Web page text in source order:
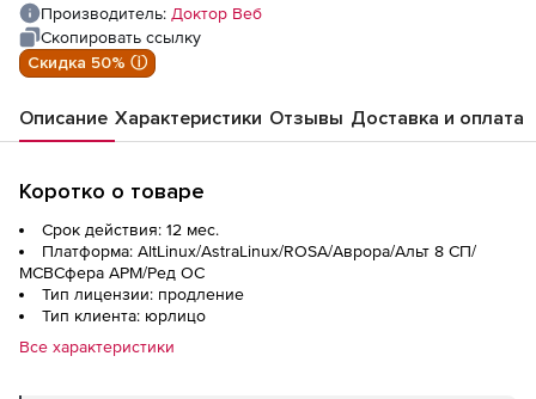
Производитель: Доктор Веб
Скопировать ссылку
Скидка 50% ⓘ
Описание Характеристики Отзывы Доставка и оплата
Коротко о товаре
Срок действия: 12 мес.
Платформа: AltLinux/AstraLinux/ROSA/Аврора/Альт 8 СП/
МСВСфера АРМ/Ред ОС
Тип лицензии: продление
Тип клиента: юрлицо
Все характеристики